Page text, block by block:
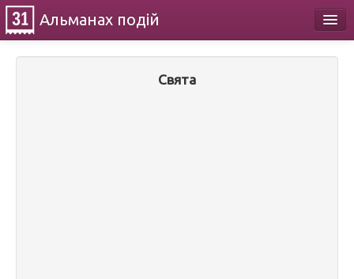
Альманах подій
Свята